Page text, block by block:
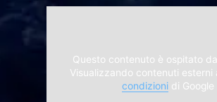
Questo contenuto è ospitato
Visualizzando contenuti
condizioni di Google